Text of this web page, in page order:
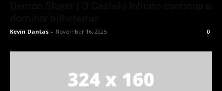
Kevin Dantas - November 16, 2025 0